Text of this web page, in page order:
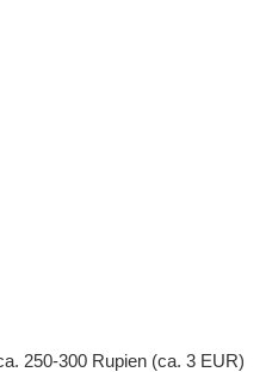
250-300 Rupien (ca. 3 EUR)